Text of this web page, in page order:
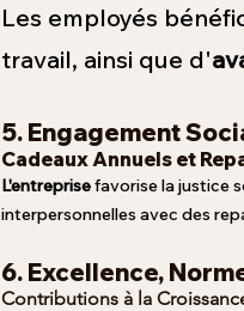
Les employés
travail, ainsi que d'
5. Engagement
Cadeaux Annuels et R
L'entreprisefavorise la justice
interpersonnelles avec des
6. Excellence,
Contributions à la